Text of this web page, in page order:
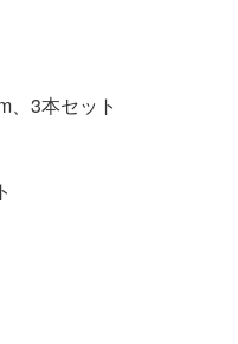
、3本セット